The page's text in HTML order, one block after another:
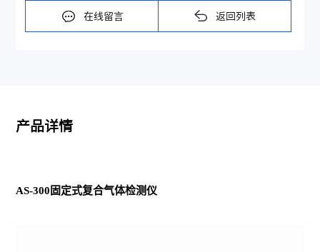
在线留言 返回列表
产品详情
AS-300固定式复合气体检测仪